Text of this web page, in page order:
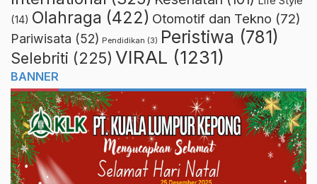
(14) Olahraga (422) Otomotif dan Tekno (72)
Pariwisata (52) Pendidikan (3) Peristiwa (781)
Selebriti (225) VIRAL (1231)
BANNER